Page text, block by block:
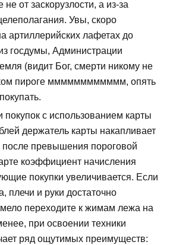
от заскорузлости, а из-за
Увы, скоро
артиллерийских лафетах до
госдумы, Администрации
(видит Бог, смерти никому не
пироге мммммммммммм, опять
с использованием карты
держатель карты накапливает
после превышения пороговой
коэффициент начисления
покупки увеличивается. Если
плечи и руки достаточно
переходите к жимам лежа на
при освоении техники
ряд ощутимых преимуществ: